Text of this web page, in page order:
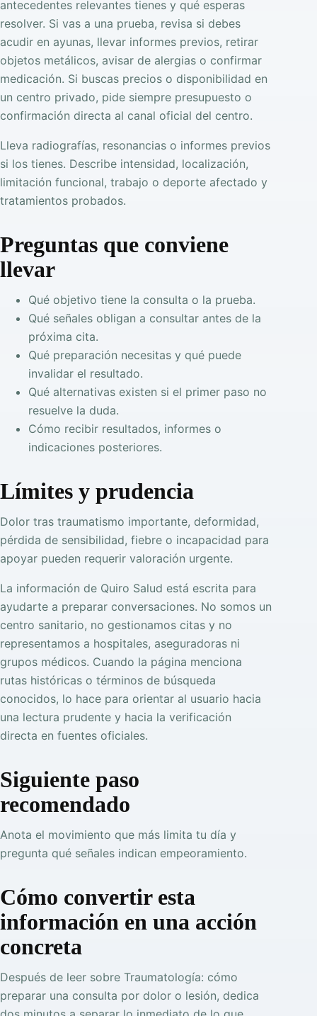
antecedentes relevantes tienes y qué esperas
resolver. Si vas a una prueba, revisa si debes
acudir en ayunas, llevar informes previos, retirar
objetos metálicos, avisar de alergias o confirmar
medicación. Si buscas precios o disponibilidad en
un centro privado, pide siempre presupuesto o
confirmación directa al canal oficial del centro.
Lleva radiografías, resonancias o informes previos
si los tienes. Describe intensidad, localización,
limitación funcional, trabajo o deporte afectado y
tratamientos probados.
Preguntas que conviene
llevar
Qué objetivo tiene la consulta o la prueba.
Qué señales obligan a consultar antes de la
próxima cita.
Qué preparación necesitas y qué puede
invalidar el resultado.
Qué alternativas existen si el primer paso no
resuelve la duda.
Cómo recibir resultados, informes o
indicaciones posteriores.
Límites y prudencia
Dolor tras traumatismo importante, deformidad,
pérdida de sensibilidad, fiebre o incapacidad para
apoyar pueden requerir valoración urgente.
La información de Quiro Salud está escrita para
ayudarte a preparar conversaciones. No somos un
centro sanitario, no gestionamos citas y no
representamos a hospitales, aseguradoras ni
grupos médicos. Cuando la página menciona
rutas históricas o términos de búsqueda
conocidos, lo hace para orientar al usuario hacia
una lectura prudente y hacia la verificación
directa en fuentes oficiales.
Siguiente paso
recomendado
Anota el movimiento que más limita tu día y
pregunta qué señales indican empeoramiento.
Cómo convertir esta
información en una acción
concreta
Después de leer sobre Traumatología: cómo
preparar una consulta por dolor o lesión, dedica